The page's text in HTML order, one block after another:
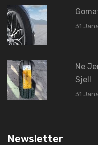
31
Ne
Sjell
31
Newsletter